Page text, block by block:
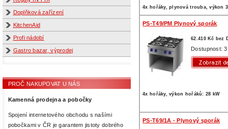
Doplňková zařízení
KitchenAid
Profi nádobí
Gastro bazar, výprodej
PROČ NAKUPOVAT U NÁS
Kamenná prodejna a pobočky
Spojení internetového obchodu s našími
pobočkami v ČR je garantem jistoty dobrého
4x hořáky, plynová trouba, výkon
PS-T49/PM Plynový sporák
62.410 Kč bez
Dostupnost:
4x hořáky, výkon hořáků: 28 kW
PS-T69/1A - Plynový sporák